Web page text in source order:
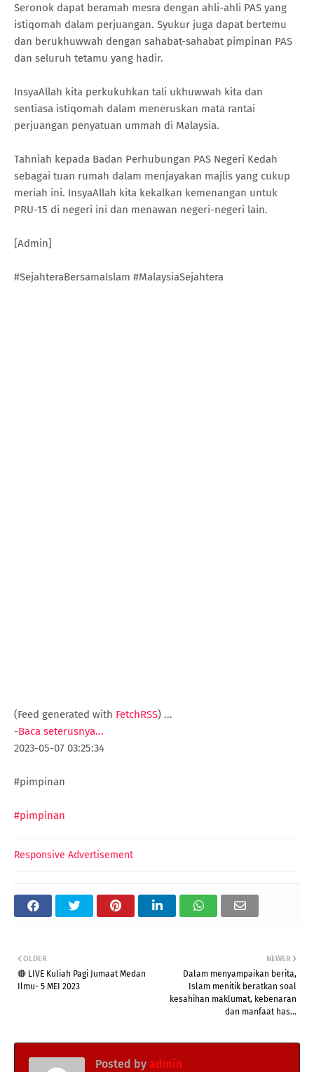
Seronok dapat beramah mesra dengan ahli-ahli PAS yang
istiqomah dalam perjuangan. Syukur juga dapat bertemu
dan berukhuwwah dengan sahabat-sahabat pimpinan PAS
dan seluruh tetamu yang hadir.
InsyaAllah kita perkukuhkan tali ukhuwwah kita dan
sentiasa istiqomah dalam meneruskan mata rantai
perjuangan penyatuan ummah di Malaysia.
Tahniah kepada Badan Perhubungan PAS Negeri Kedah
sebagai tuan rumah dalam menjayakan majlis yang cukup
meriah ini. InsyaAllah kita kekalkan kemenangan untuk
PRU-15 di negeri ini dan menawan negeri-negeri lain.
[Admin]
#SejahteraBersamaIslam #MalaysiaSejahtera
(Feed generated with FetchRSS) ...
-Baca seterusnya...
2023-05-07 03:25:34
#pimpinan
#pimpinan
Responsive Advertisement
NEWER
Dalam menyampaikan berita,
Islam menitik beratkan soal
kesahihan maklumat, kebenaran
dan manfaat has...
OLDER
🔴 LIVE Kuliah Pagi Jumaat Medan
Ilmu- 5 MEI 2023
Posted by admin